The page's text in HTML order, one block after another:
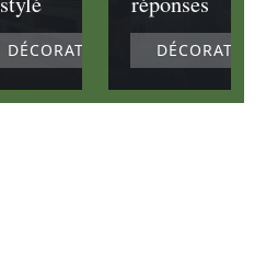
DÉCORATION INTERIEURE